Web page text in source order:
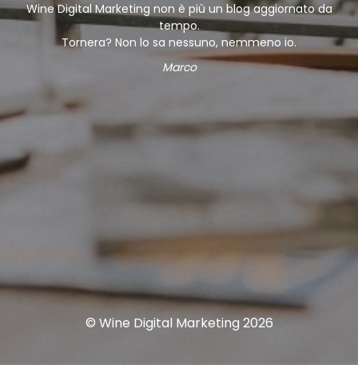
Wine Digital Marketing non è più un blog aggiornato da
tempo.
Tornera? Non lo sa nessuno, nemmeno io.
Marco
© Wine Digital Marketing 2026